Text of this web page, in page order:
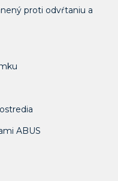
proti odvŕtaniu a
ABUS